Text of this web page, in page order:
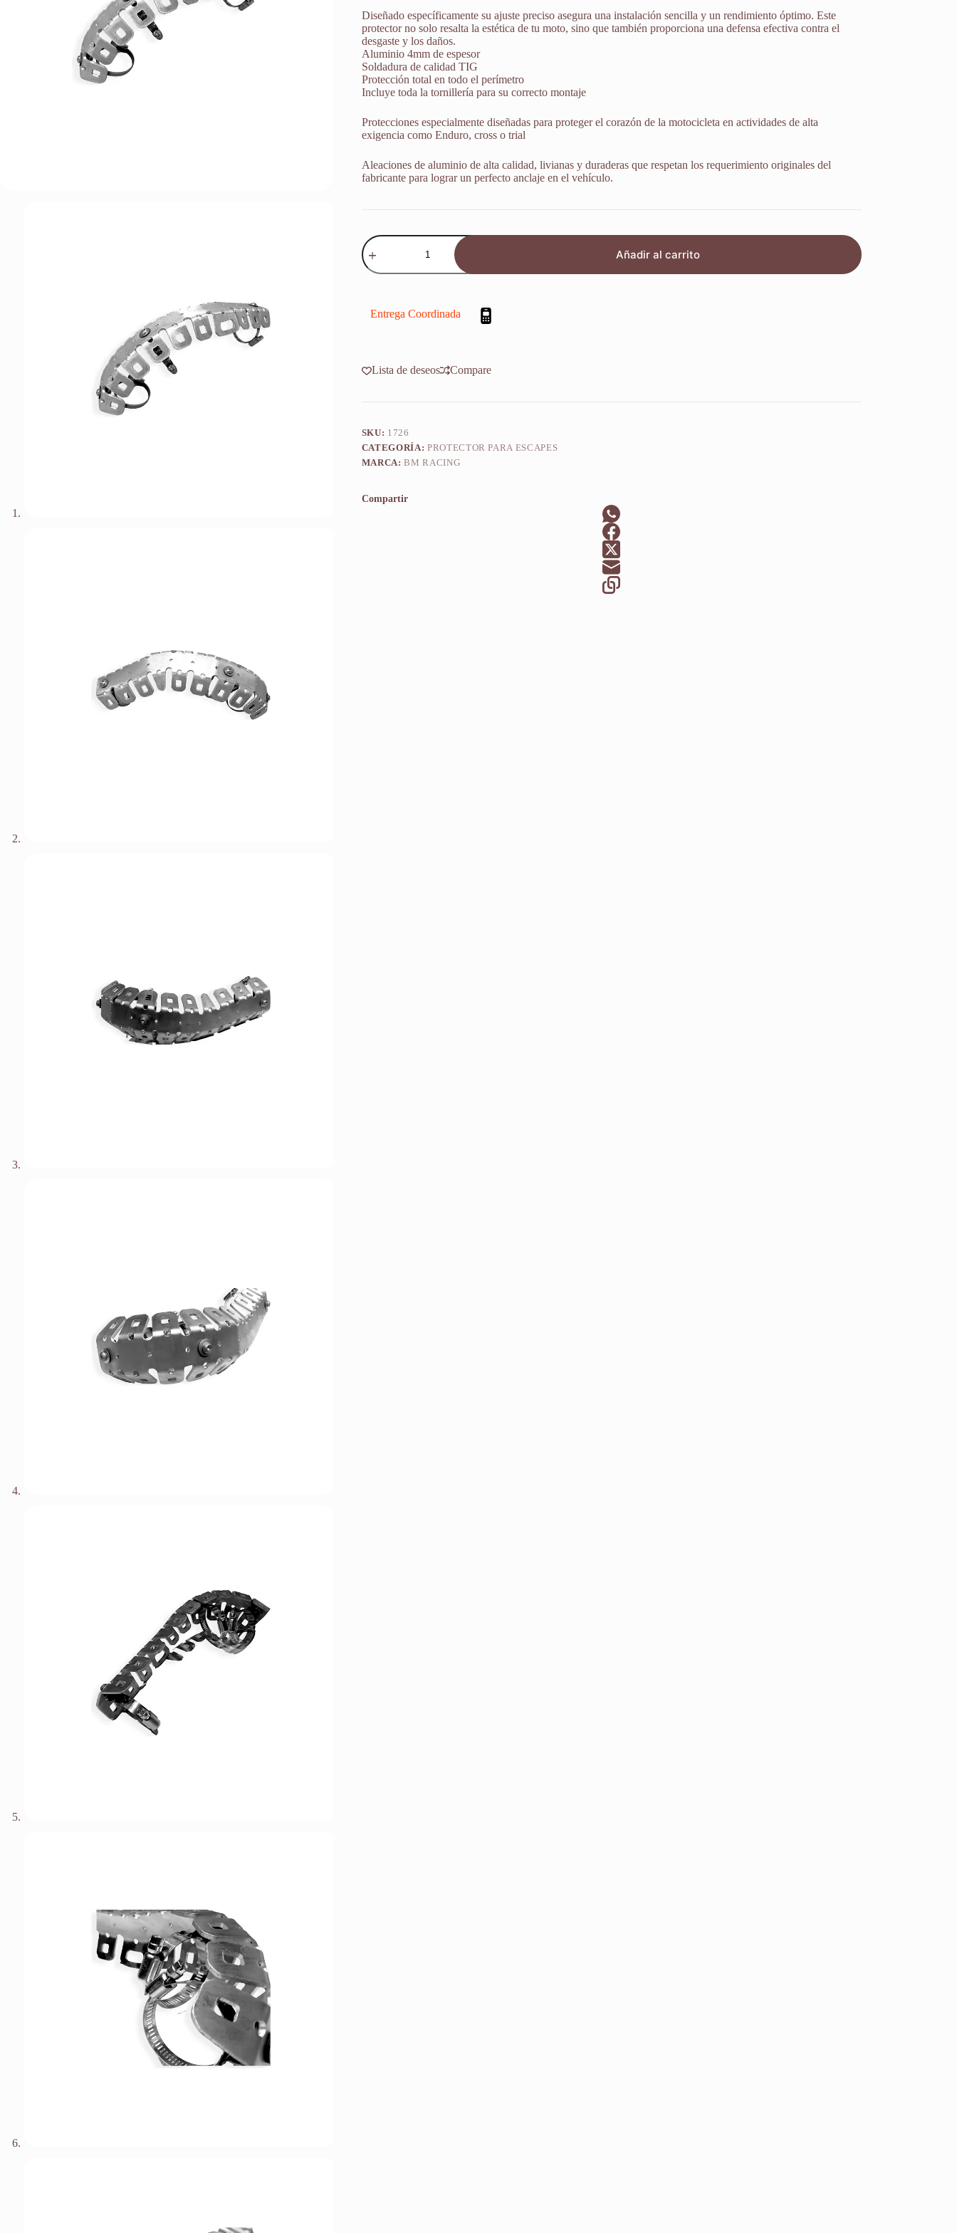
Diseñado específicamente su ajuste preciso asegura una instalación sencilla y un rendimiento óptimo. Este
protector no solo resalta la estética de tu moto, sino que también proporciona una defensa efectiva contra el
desgaste y los daños.
Aluminio 4mm de espesor
Soldadura de calidad TIG
Protección total en todo el perímetro
Incluye toda la tornillería para su correcto montaje
Protecciones especialmente diseñadas para proteger el corazón de la motocicleta en actividades de alta
exigencia como Enduro, cross o trial
Aleaciones de aluminio de alta calidad, livianas y duraderas que respetan los requerimiento originales del
fabricante para lograr un perfecto anclaje en el vehículo.
Protector
Defensa
De
Escape
450
Añadir al carrito
Entrega Coordinada
Lista de deseos Compare
SKU: 1726
CATEGORÍA: PROTECTOR PARA ESCAPES
MARCA:BM RACING
Compartir